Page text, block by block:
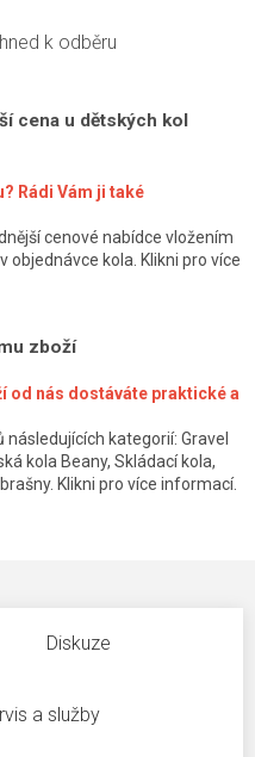
k odběru
cena u dětských kol
Rádi Vám ji také
cenové nabídce vložením
objednávce kola. Klikni pro více
zboží
od nás dostáváte praktické a
následujících kategorií: Gravel
kola Beany, Skládací kola,
Klikni pro více informací.
Diskuze
a služby